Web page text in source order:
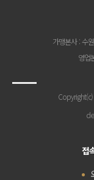
가맹본사: 수
영업
접